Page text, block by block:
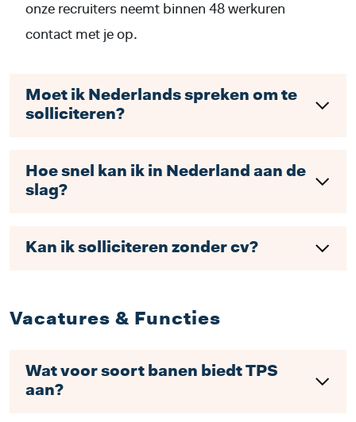
onze recruiters neemt binnen 48 werkuren
contact met je op.
Moet ik Nederlands spreken om te
solliciteren?
Hoe snel kan ik in Nederland aan de
slag?
Kan ik solliciteren zonder cv?
Vacatures & Functies
Wat voor soort banen biedt TPS
aan?